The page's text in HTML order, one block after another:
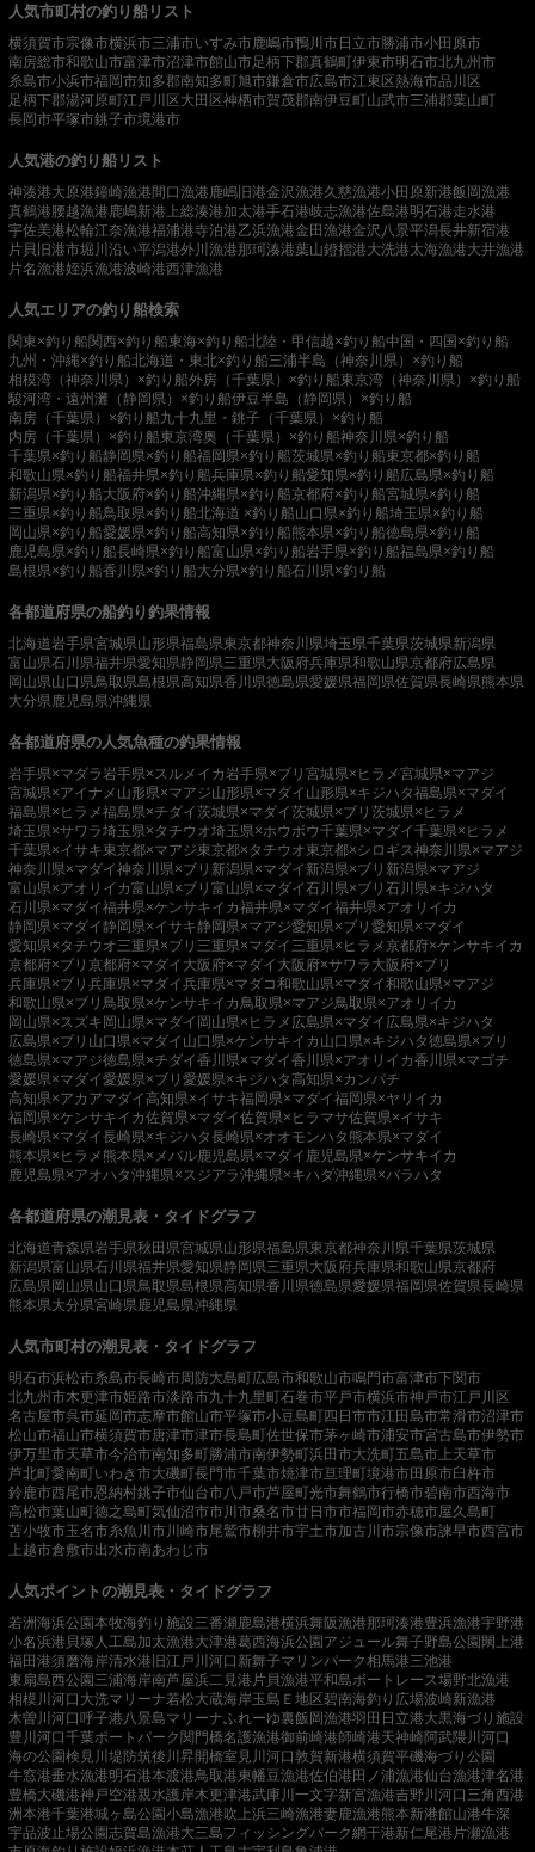
人気市町村の釣り船リスト
横須賀市宗像市横浜市三浦市いすみ市鹿嶋市鴨川市日立市勝浦市小田原市
南房総市和歌山市富津市沼津市館山市足柄下郡真鶴町伊東市明石市北九州市
糸島市小浜市福岡市知多郡南知多町旭市鎌倉市広島市江東区熱海市品川区
足柄下郡湯河原町江戸川区大田区神栖市賀茂郡南伊豆町山武市三浦郡葉山町
長岡市平塚市銚子市境港市
人気港の釣り船リスト
神湊港大原港鐘崎漁港間口漁港 鹿嶋旧港金沢漁港久慈漁港小田原新港飯岡漁港
真鶴港腰越漁港 鹿嶋新港 上総湊港加太港手石港岐志漁港佐島港明石港走水港
宇佐美港松輪江奈漁港福浦港寺泊港乙浜漁港金田漁港金沢八景平潟長井新宿港
片貝旧港市堀川沿い平潟港外川漁港那珂湊港葉山鐙摺港大洗港太海漁港大井漁港
片名漁港姪浜漁港波崎港西津漁港
人気エリアの釣り船検索
関東×釣り船関西×釣り船東海×釣り船北陸・甲信越×釣り船中国・四国×釣り船
九州・沖縄×釣り船北海道・東北×釣り船三浦半島（神奈川県）×釣り船
相模湾（神奈川県）×釣り船外房（千葉県）×釣り船東京湾（神奈川県）×釣り船
駿河湾・遠州灘（静岡県）×釣り船伊豆半島（静岡県）×釣り船
南房（千葉県）×釣り船九十九里・銚子（千葉県）×釣り船
内房（千葉県）×釣り船東京湾奥（千葉県）×釣り船神奈川県×釣り船
千葉県×釣り船静岡県×釣り船福岡県×釣り船茨城県×釣り船東京都×釣り船
和歌山県×釣り船福井県×釣り船兵庫県×釣り船愛知県×釣り船広島県×釣り船
新潟県×釣り船大阪府×釣り船沖縄県×釣り船京都府×釣り船宮城県×釣り船
三重県×釣り船鳥取県×釣り船北海道 ×釣り船山口県×釣り船埼玉県×釣り船
岡山県×釣り船愛媛県×釣り船高知県×釣り船熊本県×釣り船徳島県×釣り船
鹿児島県×釣り船長崎県×釣り船富山県×釣り船岩手県×釣り船福島県×釣り船
島根県×釣り船香川県×釣り船大分県×釣り船石川県×釣り船
各都道府県の船釣り釣果情報
北海道岩手県宮城県山形県福島県東京都神奈川県埼玉県千葉県茨城県新潟県
富山県石川県福井県愛知県静岡県三重県大阪府兵庫県和歌山県京都府広島県
岡山県山口県鳥取県島根県高知県香川県徳島県愛媛県福岡県佐賀県長崎県熊本県
大分県 鹿児島県沖縄県
各都道府県の人気魚種の釣果情報
岩手県×マダラ 岩手県×スルメイカ 岩手県×ブリ 宮城県×ヒラメ宮城県×マアジ
宮城県×アイナメ 山形県×マアジ山形県×マダイ 山形県×キジハタ福島県×マダイ
福島県×ヒラメ福島県×チダイ茨城県×マダイ茨城県×ブリ 茨城県×ヒラメ
埼玉県×サワラ埼玉県×タチウオ埼玉県×ホウボウ千葉県×マダイ千葉県×ヒラメ
千葉県×イサキ東京都×マアジ東京都×タチウオ東京都×シロギス神奈川県×マアジ
神奈川県×マダイ神奈川県×ブリ 新潟県×マダイ 新潟県×ブリ 新潟県×マアジ
富山県×アオリイカ富山県×ブリ 富山県×マダイ石川県×ブリ 石川県×キジハタ
石川県×マダイ福井県×ケンサキイカ福井県×マダイ福井県×アオリイカ
静岡県×マダイ静岡県×イサキ静岡県×マアジ愛知県×ブリ 愛知県×マダイ
愛知県×タチウオ三重県×ブリ 三重県×マダイ 三重県×ヒラメ京都府×ケンサキイカ
京都府×ブリ 京都府×マダイ 大阪府×マダイ 大阪府×サワラ 大阪府×ブリ
兵庫県×ブリ 兵庫県×マダイ兵庫県×マダコ和歌山県×マダイ和歌山県×マアジ
和歌山県×ブリ 鳥取県×ケンサキイカ 鳥取県×マアジ鳥取県×アオリイカ
岡山県×スズキ岡山県×マダイ 岡山県×ヒラメ 広島県×マダイ 広島県×キジハタ
広島県×ブリ 山口県×マダイ 山口県×ケンサキイカ 山口県×キジハタ徳島県×ブリ
徳島県×マアジ徳島県×チダイ香川県×マダイ香川県×アオリイカ香川県×マゴチ
愛媛県×マダイ愛媛県×ブリ 愛媛県×キジハタ高知県×カンパチ
高知県×アカアマダイ高知県×イサキ福岡県×マダイ福岡県×ヤリイカ
福岡県×ケンサキイカ佐賀県×マダイ佐賀県×ヒラマサ佐賀県×イサキ
長崎県×マダイ長崎県×キジハタ長崎県×オオモンハタ 熊本県×マダイ
熊本県×ヒラメ 熊本県×メバル鹿児島県×マダイ 鹿児島県×ケンサキイカ
鹿児島県×アオハタ沖縄県×スジアラ沖縄県×キハダ沖縄県×バラハタ
各都道府県の潮見表・タイドグラフ
北海道青森県岩手県秋田県宮城県山形県福島県東京都神奈川県千葉県茨城県
新潟県富山県石川県福井県愛知県静岡県三重県大阪府兵庫県和歌山県京都府
広島県岡山県山口県鳥取県島根県高知県香川県徳島県愛媛県福岡県佐賀県長崎県
熊本県大分県宮崎県 鹿児島県沖縄県
人気市町村の潮見表・タイドグラフ
明石市浜松市糸島市長崎市周防大島町広島市和歌山市鳴門市富津市下関市
北九州市木更津市姫路市淡路市九十九里町石巻市平戸市横浜市神戸市江戸川区
名古屋市呉市延岡市志摩市館山市平塚市小豆島町四日市市江田島市常滑市沼津市
松山市福山市横須賀市唐津市津市長島町佐世保市茅ヶ崎市浦安市宮古島市伊勢市
伊万里市天草市今治市南知多町勝浦市南伊勢町浜田市大洗町五島市 上天草市
芦北町愛南町いわき市大磯町長門市千葉市焼津市亘理町境港市田原市臼杵市
鈴鹿市西尾市恩納村銚子市仙台市八戸市芦屋町光市舞鶴市行橋市碧南市西海市
高松市葉山町徳之島町気仙沼市市川市桑名市廿日市市福岡市赤穂市屋久島町
苫小牧市玉名市糸魚川市 川崎市尾鷲市柳井市宇土市加古川市宗像市諫早市西宮市
上越市倉敷市出水市南あわじ市
人気ポイントの潮見表・タイドグラフ
若洲海浜公園本牧海釣り施設三番瀬 鹿島港横浜舞阪漁港那珂湊港豊浜漁港宇野港
小名浜港 貝塚人工島加太漁港大津港葛西海浜公園アジュール舞子野島公園閖上港
福田港須磨海岸清水港 旧江戸川河口 新舞子マリンパーク相馬港三池港
東扇島西公園三浦海岸南芦屋浜二見港 片貝漁港平和島ボートレース場野北漁港
相模川河口 大洗マリーナ若松大蔵海岸玉島Ｅ地区碧南海釣り広場波崎新漁港
木曽川河口呼子港 八景島マリーナふれーゆ裏飯岡漁港羽田 日立港大黒海づり施設
豊川河口千葉ポートパーク関門橋名護漁港御前崎港師崎港天神崎阿武隈川河口
海の公園検見川堤防筑後川昇開橋室見川河口敦賀新港横須賀平磯海づり公園
牛窓港垂水漁港明石港本渡港鳥取港東幡豆漁港佐伯港田ノ浦漁港仙台漁港津名港
豊橋大磯港神戸空港親水護岸木更津港武庫川一文字新宮漁港吉野川河口 三角西港
洲本港千葉港城ヶ島公園小島漁港吹上浜三崎漁港妻鹿漁港熊本新港館山港牛深
宇品波止場公園志賀島漁港大三島フィッシングパーク網干港新仁尾港 片瀬漁港